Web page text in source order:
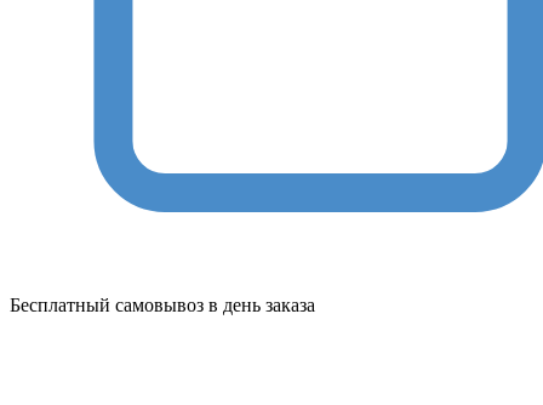
Бесплатный самовывоз в день заказа